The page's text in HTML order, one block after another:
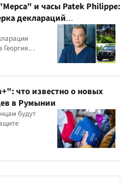
и часы Patek Philippe:
деклараций
кардиоцентра
говорит НАПК?
Георгия
что известно о новых
в Румынии
будут